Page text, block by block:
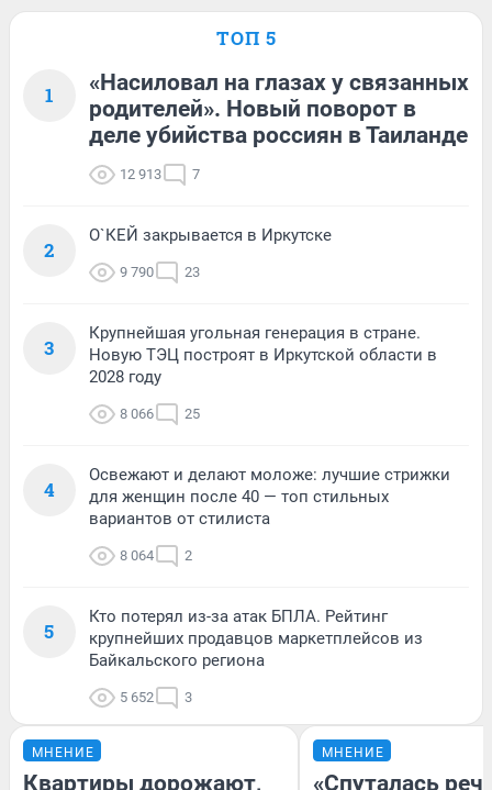
ТОП 5
1
«Насиловал на глазах у связанных
родителей». Новый поворот в
деле убийства россиян в Таиланде
12 913 7
2
О`КЕЙ закрывается в Иркутске
9 790 23
3
Крупнейшая угольная генерация в стране.
Новую ТЭЦ построят в Иркутской области в
2028 году
8 066 25
4
Освежают и делают моложе: лучшие стрижки
для женщин после 40 — топ стильных
вариантов от стилиста
8 064 2
5
Кто потерял из-за атак БПЛА. Рейтинг
крупнейших продавцов маркетплейсов из
Байкальского региона
5 652 3
МНЕНИЕ
Квартиры дорожают,
МНЕНИЕ
«Спуталась